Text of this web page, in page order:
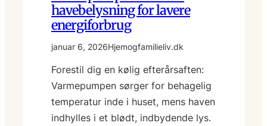
havebelysning for lavere
energiforbrug
januar 6, 2026Hjemogfamilieliv.dk
Forestil dig en kølig efterårsaften:
Varmepumpen sørger for behagelig
temperatur inde i huset, mens haven
indhylles i et blødt, indbydende lys.